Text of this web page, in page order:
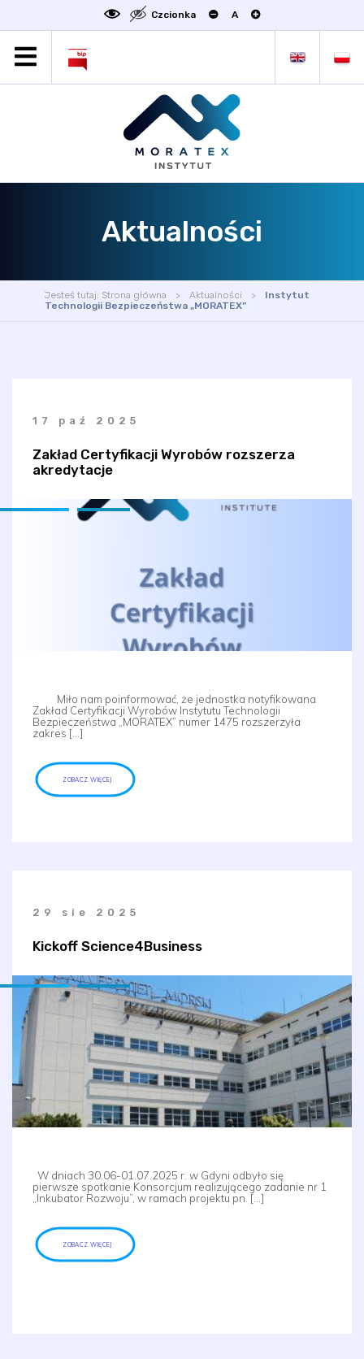
Czcionka A
OGŁOSZENIA
DEKLARACJA DOSTĘPNOŚCI
Aktualności
Jesteś tutaj: Strona główna Aktualności
Instytut
Technologii Bezpieczeństwa „MORATEX”
17 paź 2025
Zakład Certyfikacji Wyrobów rozszerza
akredytacje
Miło nam poinformować, że jednostka notyfikowana
Zakład Certyfikacji Wyrobów Instytutu Technologii
Bezpieczeństwa „MORATEX” numer 1475 rozszerzyła
zakres […]
ZOBACZ WIĘCEJ
29 sie 2025
Kickoff Science4Business
W dniach 30.06-01.07.2025 r. w Gdyni odbyło się
pierwsze spotkanie Konsorcjum realizującego zadanie nr 1
„Inkubator Rozwoju”, w ramach projektu pn. […]
ZOBACZ WIĘCEJ